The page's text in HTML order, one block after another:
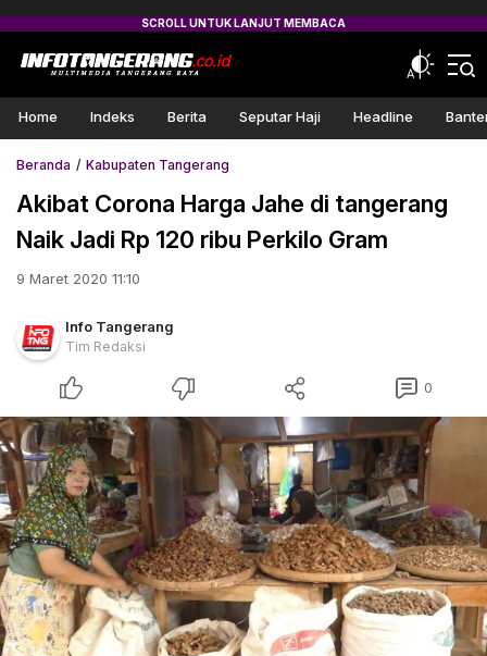
Home Indeks Berita Seputar Haji Headline
Beranda Kabupaten Tangerang
Akibat Corona Harga Jahe di tangerang
Naik Jadi Rp 120 ribu Perkilo Gram
9 Maret 2020 11:10
Info Tangerang
Tim Redaksi
0